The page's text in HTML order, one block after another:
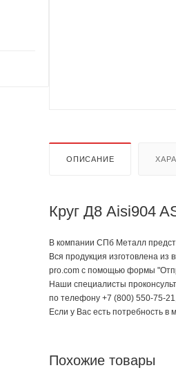
ОПИСАНИЕ
Круг Д8 Aisi904
В компании СПб Металл
Вся продукция изготовлена
pro.com с помощью формы
Наши специалисты
по телефону +7 (800) 550-75-
Если у Вас есть потребность в
Похожие товары